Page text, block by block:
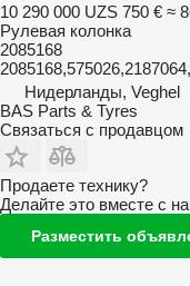
10 290 000 UZS 750 € ≈
Рулевая колонка
2085168
Нидерланды, Veghel
BAS Parts & Tyres
Связаться с продавцом
Продаете технику?
Делайте это вместе с
Разместить